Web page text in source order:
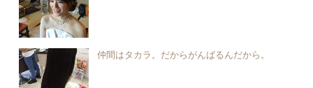
仲間はタカラ。だからがんばるんだから。